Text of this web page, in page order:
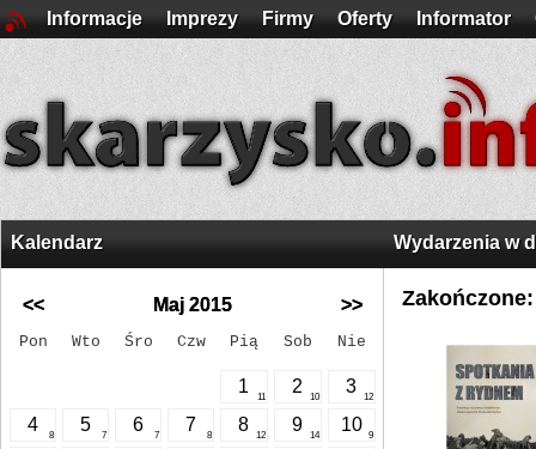
Informacje Imprezy Firmy Oferty Informator
Kalendarz
<< Maj 2015 >>
Pon Wto Śro Czw Pią Sob Nie
1
11
2
10
3
12
4
8
5
7
6
7
7
8
8
12
9
14
10
9
Wydarzenia w
Zakończone: